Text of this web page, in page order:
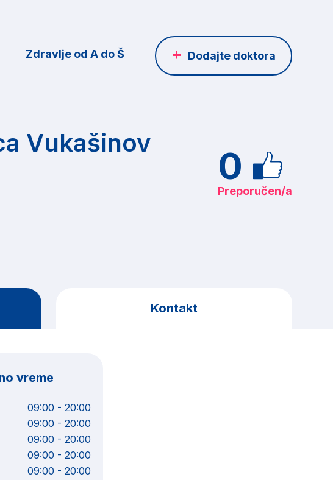
Zdravlje od A do Š Dodajte doktora
Vukašinov
0
Preporučen/a
Kontakt
vreme
09:00 - 20:00
09:00 - 20:00
09:00 - 20:00
09:00 - 20:00
09:00 - 20:00